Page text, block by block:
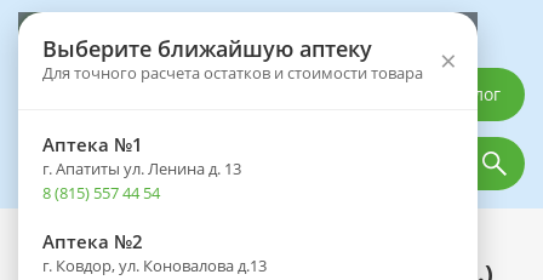
Выберите ближайшую аптеку
Для точного расчета остатков и стоимости товара ×
Аптека №1
г. Апатиты ул. Ленина д. 13
8 (815) 557 44 54
Аптека №2
г. Ковдор, ул. Коновалова д.13
Каталог
Каталог Лекарственные препараты